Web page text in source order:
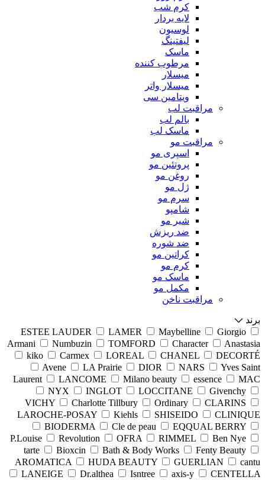
کرم شب
لایه بردار
لوسیون
لیفتینگ
ماسک
مرطوب کننده
میسلار
میسلار واتر
ویتامین سی
مراقبت لب
بالم لب
ماسک لب
مراقبت مو
اسپری مو
پروتئین مو
روغن مو
ژل مو
سرم مو
شامپو
شیر مو
ضد ریزش
ضد شوره
کراتین مو
کرم مو
ماسک مو
مکمل مو
مراقبت ناخن
برند
ESTEE LAUDER
LAMER Maybelline
Giorgio
Armani
Numbuzin TOMFORD Character
Anastasia
kiko
Carmex LOREAL CHANEL
DECORTÉ
Avene
LA Prairie DIOR NARS
Yves Saint
Laurent
LANCOME Milano beauty essence
MAC
NYX
INGLOT LOCCITANE
Givenchy
VICHY
Charlotte Tillbury Ordinary
CLARINS
LAROCHE-POSAY
Kiehls SHISEIDO
CLINIQUE
BIODERMA
Cle de peau
EQQUAL BERRY
P.Louise
Revolution OFRA RIMMEL
Ben Nye
tarte
Bioxcin Bath & Body Works
Fenty Beauty
AROMATICA
HUDA BEAUTY GUERLIAN
cantu
LANEIGE
Dr.althea Isntree axis-y
CENTELLA